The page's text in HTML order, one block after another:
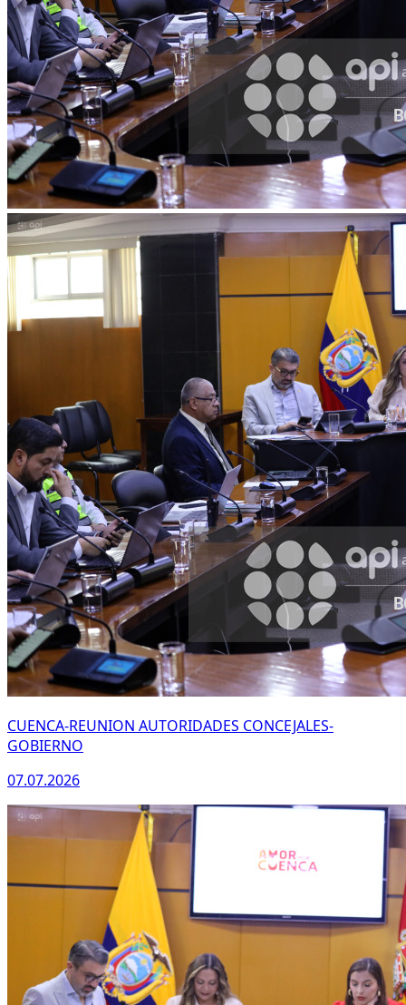
CUENCA-REUNION AUTORIDADES CONCEJALES-
GOBIERNO
07.07.2026